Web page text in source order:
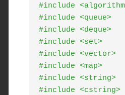
#include
#include <queue>
#include <deque>
#include <set>
#include <vector>
#include <map>
#include <string>
#include <cstring>